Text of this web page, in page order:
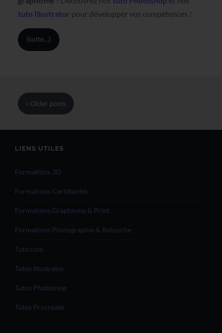
tuto Illustrator pour développer vos compétences !
(suite…)
« Older posts
LIENS UTILES
Formations 3D
Formations Certifiantes
Formations Graphisme & Print
Formations Photographie & Retouche
Tuto.com
Tutos Illustrator
Tutos Photoshop
Tutos Procreate